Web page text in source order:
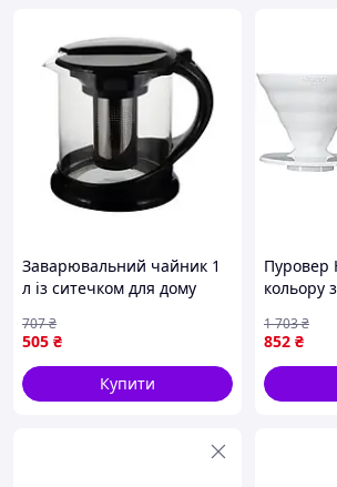
Заварювальний чайник 1
л із ситечком для дому
505 ₴
707₴
Купити
Пуровер
кольору
852 ₴
1 703₴